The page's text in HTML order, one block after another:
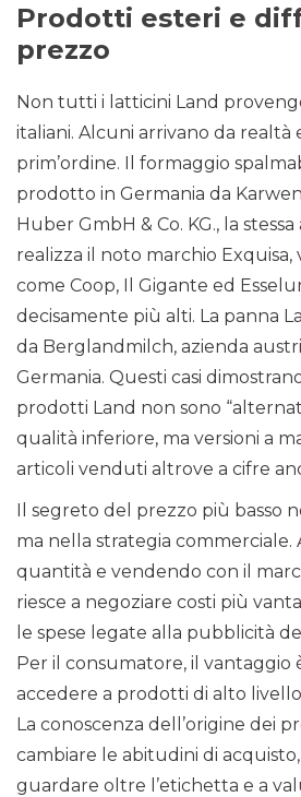
Prodotti esteri e
prezzo
Non tutti i latticini Land
italiani. Alcuni arrivano da realtà
prim’ordine. Il formaggio
prodotto in Germania da
Huber GmbH & Co. KG., la
realizza il noto marchio
come Coop, Il Gigante ed
decisamente più alti. La panna
da Berglandmilch, azienda
Germania. Questi casi
prodotti Land non sono
qualità inferiore, ma versioni a
articoli venduti altrove a cifre
Il segreto del prezzo più basso
ma nella strategia commerciale.
quantità e vendendo con il
riesce a negoziare costi più
le spese legate alla pubblicità
Per il consumatore, il vantaggio
accedere a prodotti di alto
La conoscenza dell’origine dei
cambiare le abitudini di
guardare oltre l’etichetta e a